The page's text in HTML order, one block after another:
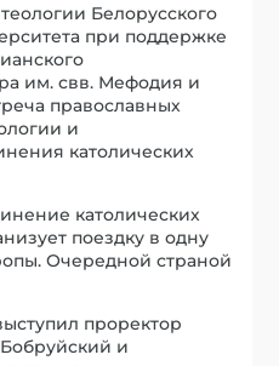
Белорусского
при поддержке
им. свв. Мефодия и
православных
и
католических
католических
поездку в одну
Очередной страной
проректор
и